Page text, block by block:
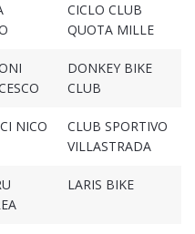
CICLO CLUB
QUOTA MILLE
DONKEY BIKE
CLUB
NICO
CLUB SPORTIVO
VILLASTRADA
LARIS BIKE